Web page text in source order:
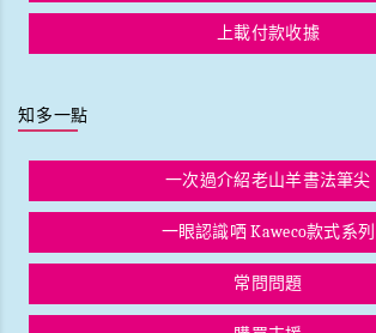
上載付款收據
知多一點
一次過介紹老山羊書法筆尖
一眼認識哂 Kaweco款式系列
常問問題